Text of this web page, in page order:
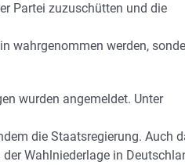
Partei zuzuschütten und die
wahrgenommen werden,
wurden angemeldet. Unter
die Staatsregierung. Auch
Wahlniederlage in